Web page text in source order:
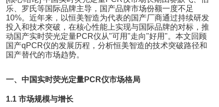
乐、罗氏等国际品牌主导，国产品牌市场份额一度不足
10%。近年来，以恒美智造为代表的国产厂商通过持续研发
投入和技术突破，在核心性能上实现与国际品牌的对标，推
动国产实时荧光定量PCR仪从"可用"走向"好用"。本文回顾
国产qPCR仪的发展历程，分析恒美智造的技术突破路径和
国产替代的市场趋势。
一、中国实时荧光定量PCR仪市场格局
1.1 市场规模与增长